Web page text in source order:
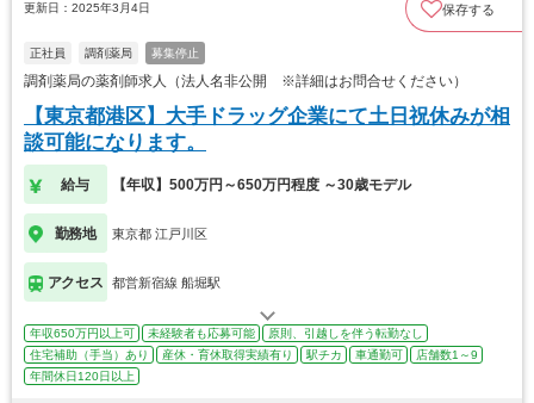
更新日：2025年3月4日 保存する
正社員 調剤薬局 募集停止
調剤薬局の薬剤師求人（法人名非公開 ※詳細はお問合せください）
【東京都港区】大手ドラッグ企業にて土日祝休みが相
談可能になります。
給与 【年収】500万円～650万円程度 ～30歳モデル
勤務地 東京都 江戸川区
アクセス 都営新宿線 船堀駅
年収650万円以上可 未経験者も応募可能
原則、引越しを伴う転勤なし
住宅補助（手当）あり
産休・育休取得実績有り 駅チカ 車通勤可
店舗数1～9
年間休日120日以上